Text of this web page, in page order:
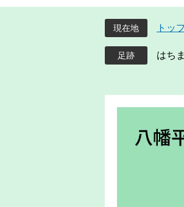
o
g
l
e
カ
現在地 トッ
はち